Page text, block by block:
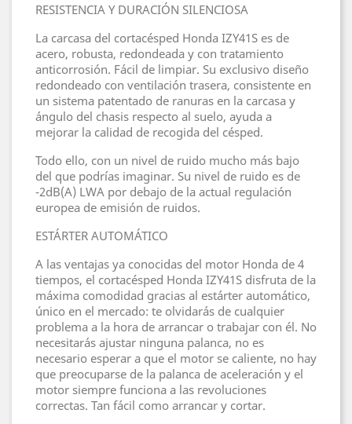
RESISTENCIA Y DURACIÓN SILENCIOSA
La carcasa del cortacésped Honda IZY41S es de
acero, robusta, redondeada y con tratamiento
anticorrosión. Fácil de limpiar. Su exclusivo diseño
redondeado con ventilación trasera, consistente en
un sistema patentado de ranuras en la carcasa y
ángulo del chasis respecto al suelo, ayuda a
mejorar la calidad de recogida del césped.
Todo ello, con un nivel de ruido mucho más bajo
del que podrías imaginar. Su nivel de ruido es de
-2dB(A) LWA por debajo de la actual regulación
europea de emisión de ruidos.
ESTÁRTER AUTOMÁTICO
A las ventajas ya conocidas del motor Honda de 4
tiempos, el cortacésped Honda IZY41S disfruta de la
máxima comodidad gracias al estárter automático,
único en el mercado: te olvidarás de cualquier
problema a la hora de arrancar o trabajar con él. No
necesitarás ajustar ninguna palanca, no es
necesario esperar a que el motor se caliente, no hay
que preocuparse de la palanca de aceleración y el
motor siempre funciona a las revoluciones
correctas. Tan fácil como arrancar y cortar.